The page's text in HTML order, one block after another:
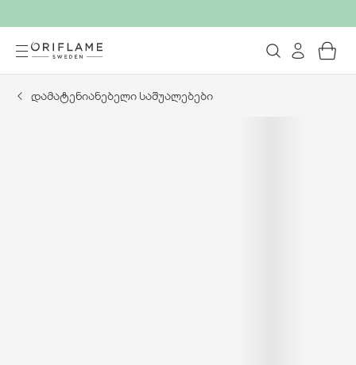
დამატენიანებელი საშუალებები